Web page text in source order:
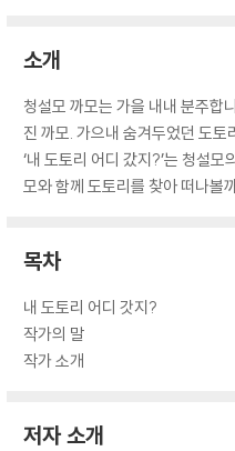
소개
청설모 까모는 가을 내내 분주합
진 까모. 가으내 숨겨두었던 도
‘내 도토리 어디 갔지?’는 청설
모와 함께 도토리를 찾아 떠나볼
목차
내 도토리 어디 갓지?
작가의 말
작가 소개
저자 소개